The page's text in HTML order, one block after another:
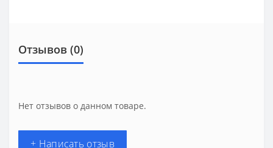
Отзывов (0)
Нет отзывов о данном товаре.
+ Написать отзыв